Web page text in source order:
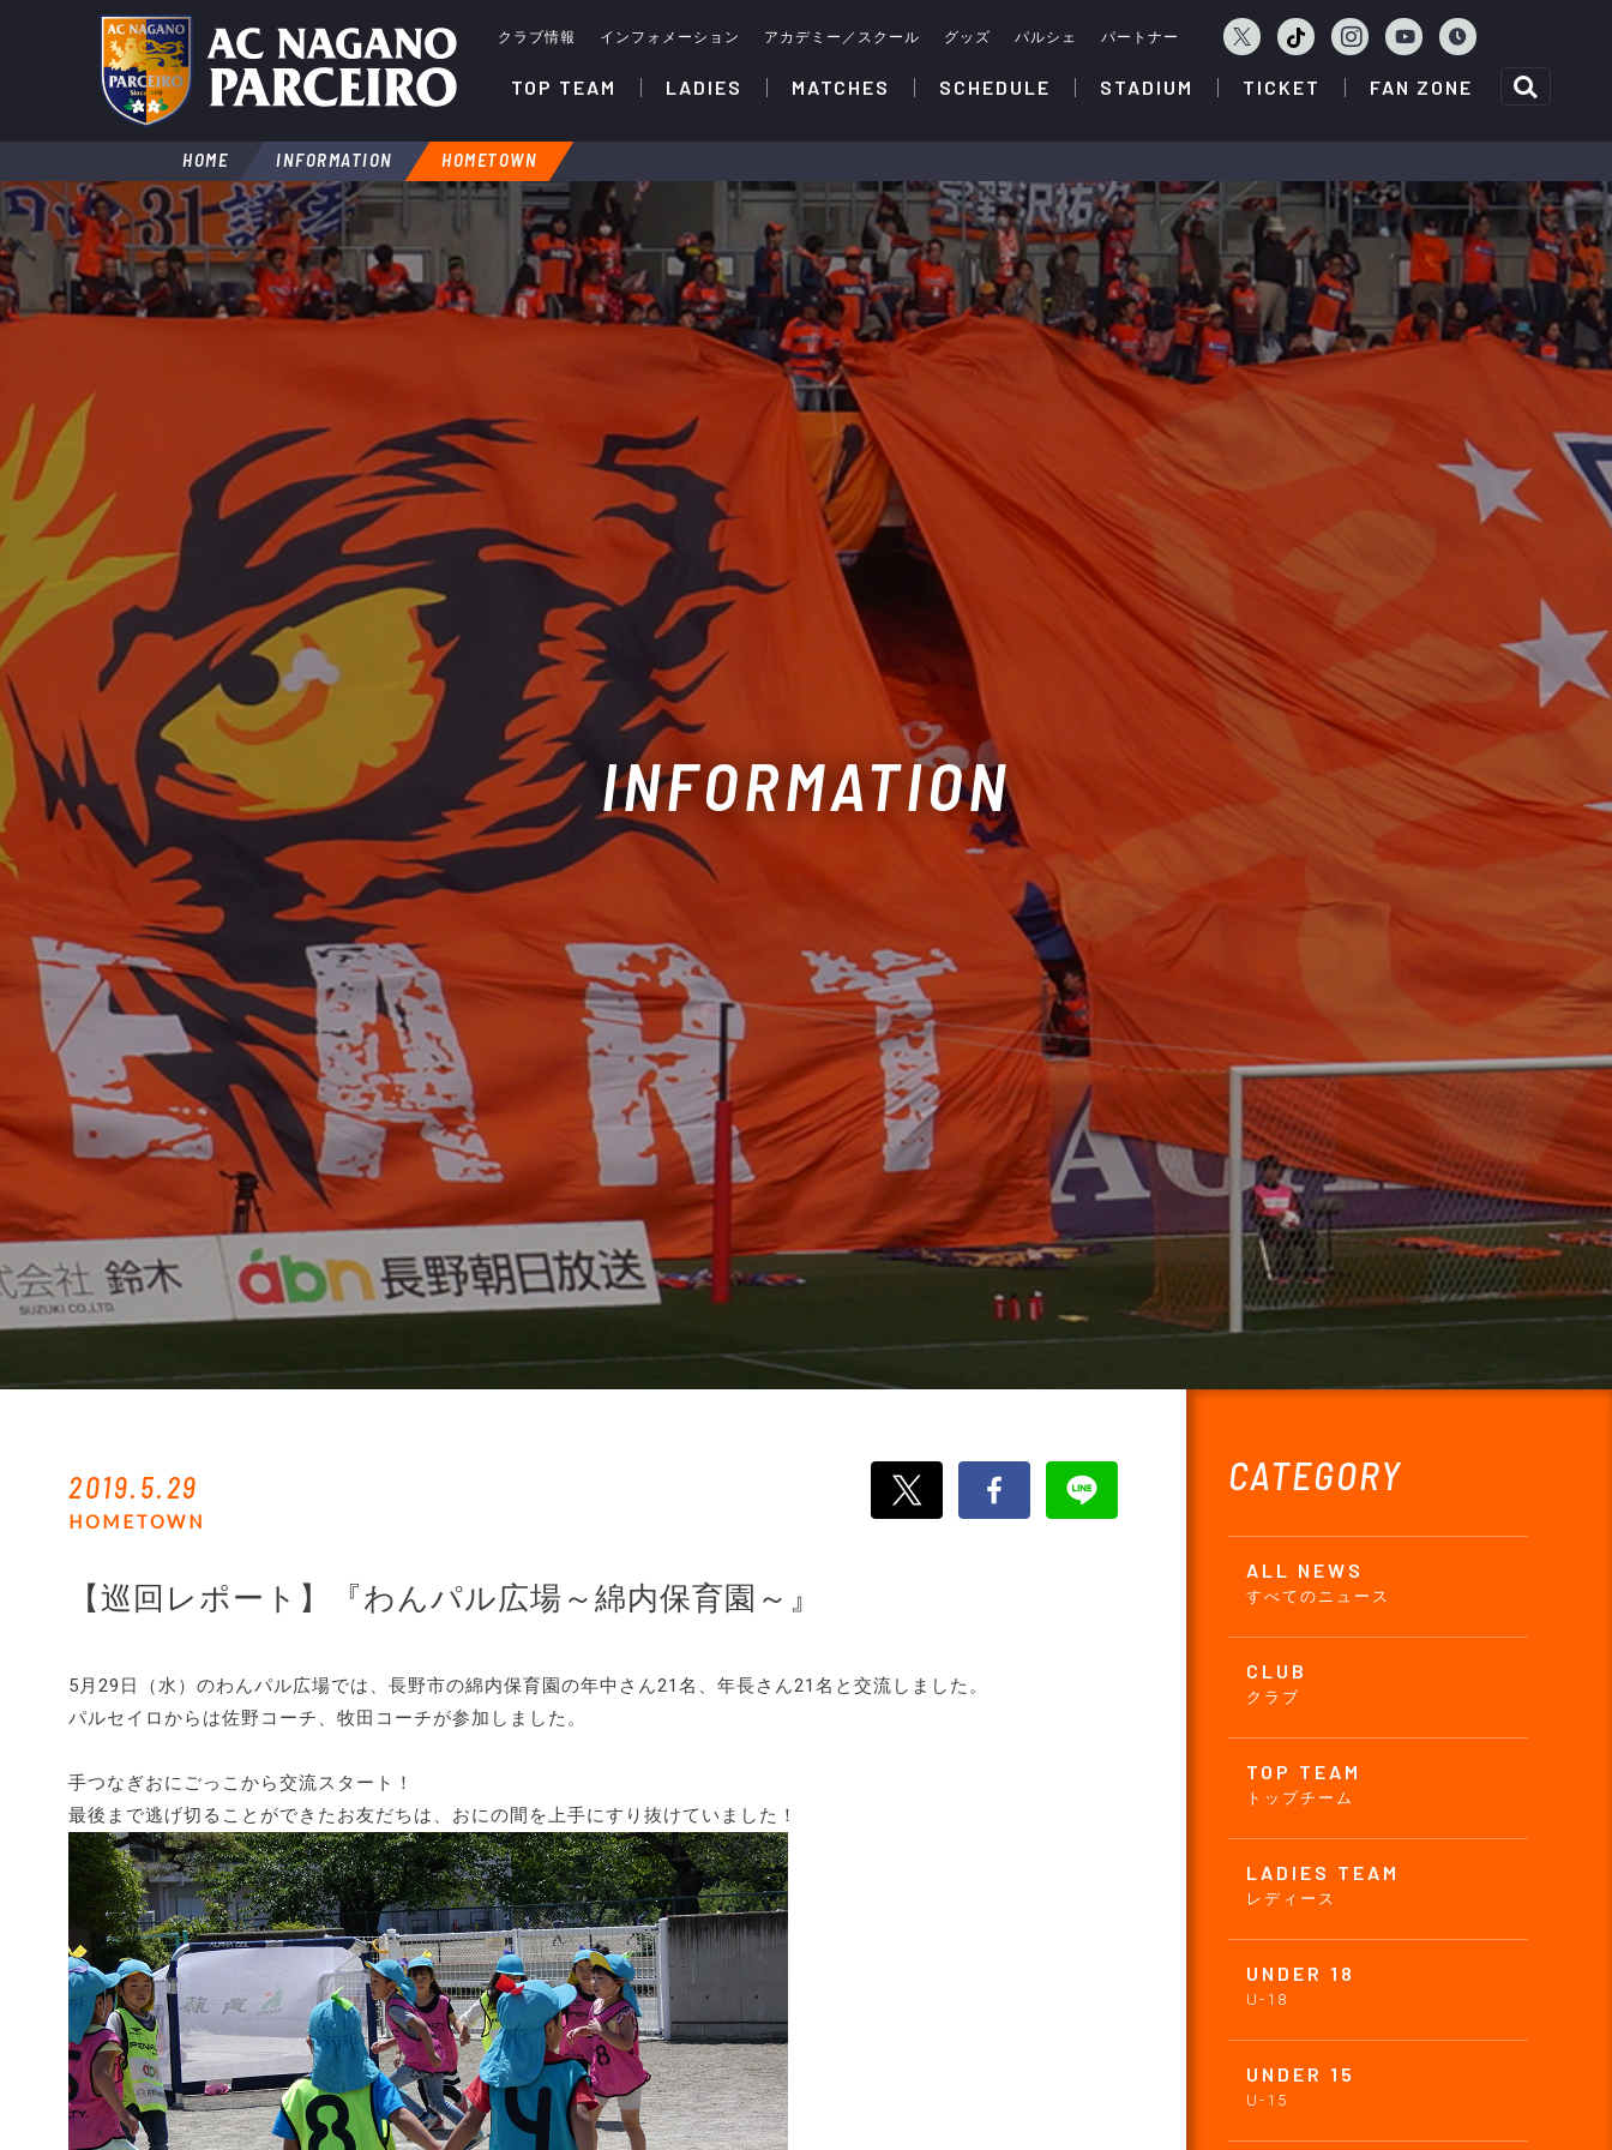
クラブ情報 インフォメーション アカデミー／スクール グッズ パルシェ パートナー
TOP TEAM LADIES MATCHES SCHEDULE STADIUM TICKET FAN ZONE
HOME INFORMATION HOMETOWN
INFORMATION
CATEGORY
ALL NEWS
すべてのニュース
CLUB
クラブ
TOP TEAM
トップチーム
LADIES TEAM
レディース
UNDER 18
U-18
UNDER 15
U-15
2019.5.29
HOMETOWN
【巡回レポート】『わんパル広場～綿内保育園～』
5月29日（水）のわんパル広場では、長野市の綿内保育園の年中さん21名、年長さん21名と交流しました。
パルセイロからは佐野コーチ、牧田コーチが参加しました。
手つなぎおにごっこから交流スタート！
最後まで逃げ切ることができたお友だちは、おにの間を上手にすり抜けていました！